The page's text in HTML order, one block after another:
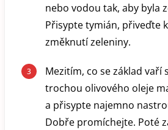
nebo vodou tak, aby byla
Přisypte tymián, přiveďte
změknutí zeleniny.
Mezitím, co se základ vaří
trochou olivového oleje
a přisypte najemno
Dobře promíchejte. Poté